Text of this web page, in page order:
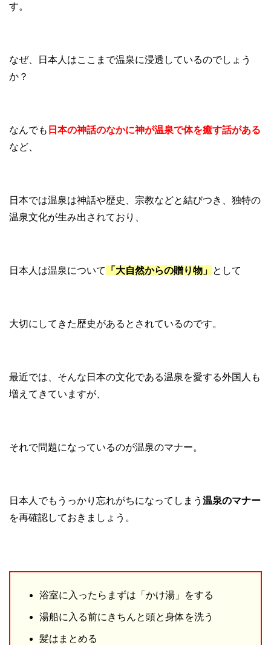
す。
なぜ、日本人はここまで温泉に浸透しているのでしょう
か？
なんでも 日本の神話のなかに神が温泉で体を癒す話がある
など、
日本では温泉は神話や歴史、宗教などと結びつき、独特の
温泉文化が生み出されており、
日本人は温泉について 「大自然からの贈り物」 として
大切にしてきた歴史があるとされているのです。
最近では、そんな日本の文化である温泉を愛する外国人も
増えてきていますが、
それで問題になっているのが温泉のマナー。
日本人でもうっかり忘れがちになってしまう 温泉のマナー
を再確認しておきましょう。
浴室に入ったらまずは「かけ湯」をする
湯船に入る前にきちんと頭と身体を洗う
髪はまとめる